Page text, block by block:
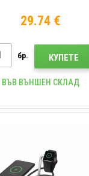
29.74 €
бр. КУПЕТЕ
ВЪВ ВЪНШЕН СКЛАД